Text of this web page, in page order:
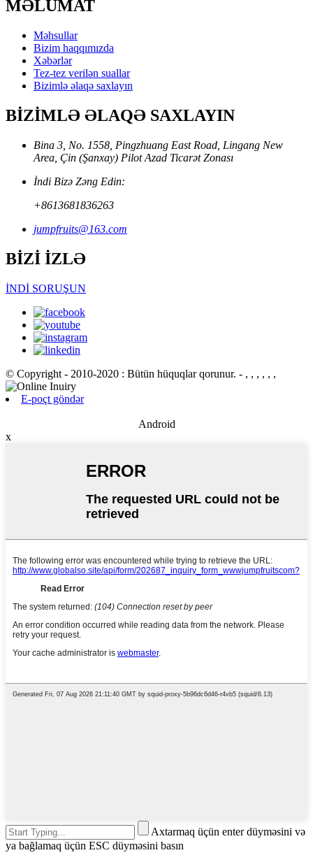
MƏLUMAT
Məhsullar
Bizim haqqımızda
Xəbərlər
Tez-tez verilən suallar
Bizimlə əlaqə saxlayın
BİZİMLƏ ƏLAQƏ SAXLAYIN
Bina 3, No. 1558, Pingzhuang East Road, Lingang New
Area, Çin (Şanxay) Pilot Azad Ticarət Zonası
İndi Bizə Zəng Edin:
+8613681836263
jumpfruits@163.com
BİZİ İZLƏ
İNDİ SORUŞUN
© Copyright - 2010-2020 : Bütün hüquqlar qorunur. - , , , , , ,
E-poçt göndər
Android
x
Axtarmaq üçün enter düyməsini və
ya bağlamaq üçün ESC düyməsini basın